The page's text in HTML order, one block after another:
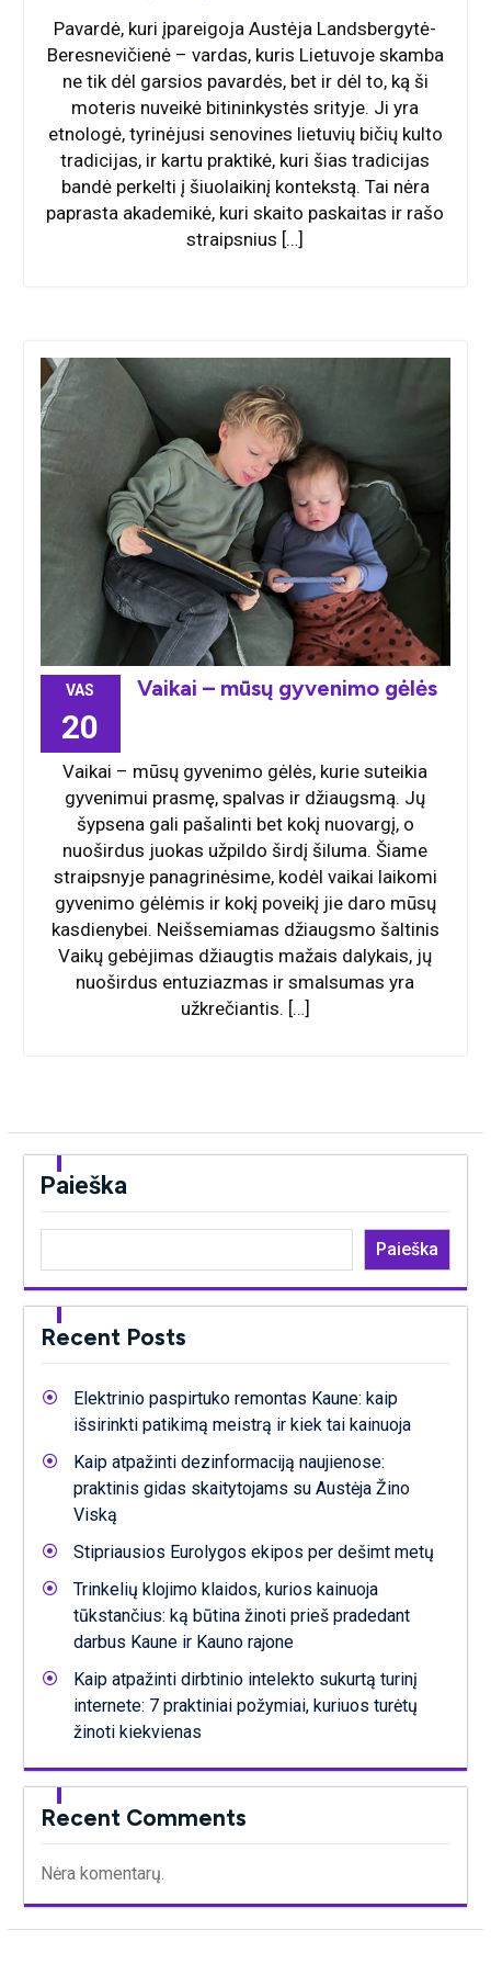
Pavardė, kuri įpareigoja Austėja Landsbergytė-
Beresnevičienė – vardas, kuris Lietuvoje skamba
ne tik dėl garsios pavardės, bet ir dėl to, ką ši
moteris nuveikė bitininkystės srityje. Ji yra
etnologė, tyrinėjusi senovines lietuvių bičių kulto
tradicijas, ir kartu praktikė, kuri šias tradicijas
bandė perkelti į šiuolaikinį kontekstą. Tai nėra
paprasta akademikė, kuri skaito paskaitas ir rašo
straipsnius […]
VAS
20
Vaikai – mūsų gyvenimo gėlės
Vaikai – mūsų gyvenimo gėlės, kurie suteikia
gyvenimui prasmę, spalvas ir džiaugsmą. Jų
šypsena gali pašalinti bet kokį nuovargį, o
nuoširdus juokas užpildo širdį šiluma. Šiame
straipsnyje panagrinėsime, kodėl vaikai laikomi
gyvenimo gėlėmis ir kokį poveikį jie daro mūsų
kasdienybei. Neišsemiamas džiaugsmo šaltinis
Vaikų gebėjimas džiaugtis mažais dalykais, jų
nuoširdus entuziazmas ir smalsumas yra
užkrečiantis. […]
Paieška
Paieška
Recent Posts
Elektrinio paspirtuko remontas Kaune: kaip
išsirinkti patikimą meistrą ir kiek tai kainuoja
Kaip atpažinti dezinformaciją naujienose:
praktinis gidas skaitytojams su Austėja Žino
Viską
Stipriausios Eurolygos ekipos per dešimt metų
Trinkelių klojimo klaidos, kurios kainuoja
tūkstančius: ką būtina žinoti prieš pradedant
darbus Kaune ir Kauno rajone
Kaip atpažinti dirbtinio intelekto sukurtą turinį
internete: 7 praktiniai požymiai, kuriuos turėtų
žinoti kiekvienas
Recent Comments
Nėra komentarų.